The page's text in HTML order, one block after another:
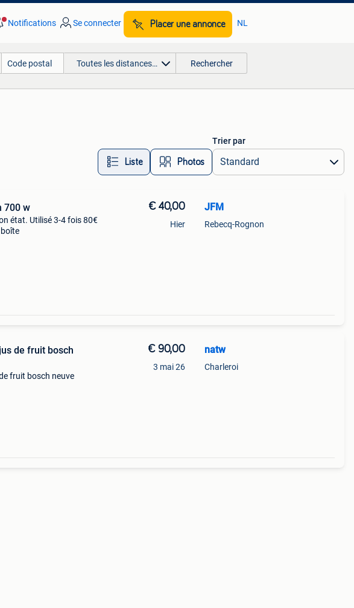
Notifications Se connecter Placer une annonce NL
Toutes les distances… Rechercher
Liste Photos
Trier par
700 w
état. Utilisé 3-4 fois 80€
€ 40,00
Hier
JFM
Rebecq-Rognon
de fruit bosch
fruit bosch neuve
€ 90,00
3 mai 26
natw
Charleroi